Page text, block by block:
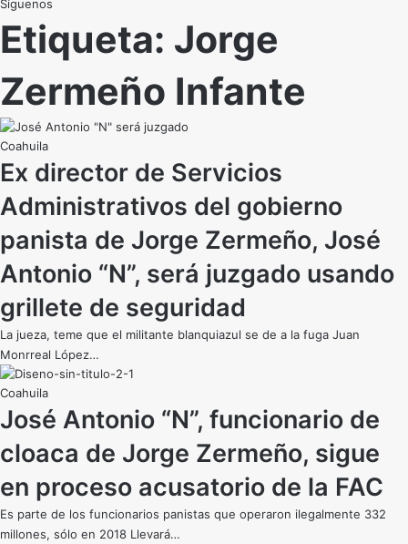
Síguenos
Etiqueta: Jorge
Zermeño Infante
Coahuila
Ex director de Servicios
Administrativos del gobierno
panista de Jorge Zermeño, José
Antonio “N”, será juzgado usando
grillete de seguridad
La jueza, teme que el militante blanquiazul se de a la fuga Juan
Monrreal López…
Coahuila
José Antonio “N”, funcionario de
cloaca de Jorge Zermeño, sigue
en proceso acusatorio de la FAC
Es parte de los funcionarios panistas que operaron ilegalmente 332
millones, sólo en 2018 Llevará…